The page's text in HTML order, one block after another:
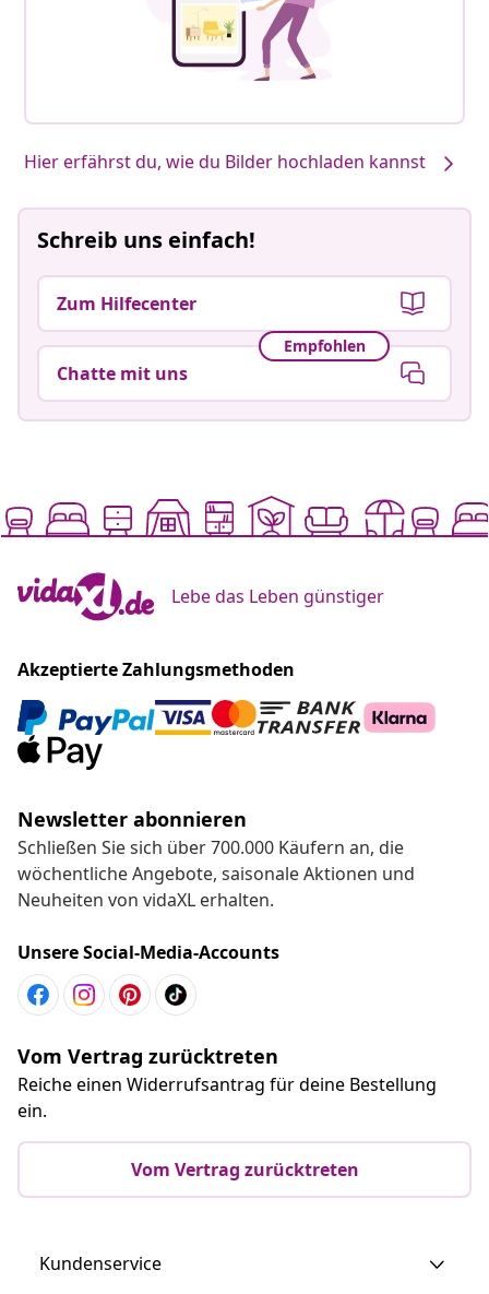
Hier erfährst du, wie du Bilder hochladen kannst
Schreib uns einfach!
Zum Hilfecenter
Empfohlen
Chatte mit uns
Lebe das Leben günstiger
Akzeptierte Zahlungsmethoden
Newsletter abonnieren
Schließen Sie sich über 700.000 Käufern an, die
wöchentliche Angebote, saisonale Aktionen und
Neuheiten von vidaXL erhalten.
Unsere Social-Media-Accounts
Vom Vertrag zurücktreten
Reiche einen Widerrufsantrag für deine Bestellung
ein.
Vom Vertrag zurücktreten
Kundenservice